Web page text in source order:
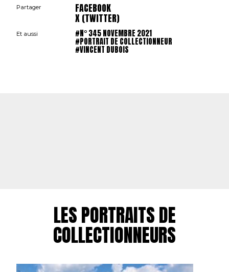
Partager FACEBOOK
X (TWITTER)
Et aussi #N° 345 NOVEMBRE 2021
#PORTRAIT DE COLLECTIONNEUR
#VINCENT DUBOIS
LES PORTRAITS DE
COLLECTIONNEURS